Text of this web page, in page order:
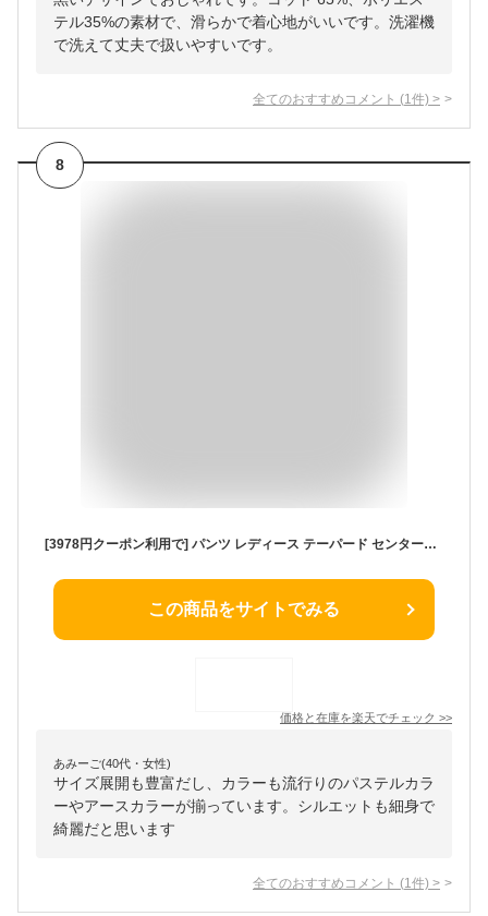
テル35%の素材で、滑らかで着心地がいいです。洗濯機
で洗えて丈夫で扱いやすいです。
全てのおすすめコメント (1 件) >
8
[3978円クーポン利用で] パンツ レディース テーパード センタープレス ストレート シェフパンツ イージーパンツ きれいめ 通勤 入学式 フォーマル オフィス ウエストゴム カジュアル オールシーズン アンサンブル [190723]M0
この商品をサイトでみる
価格と在庫を楽天でチェック >>
あみーご(40代・女性)
サイズ展開も豊富だし、カラーも流行りのパステルカラ
ーやアースカラーが揃っています。シルエットも細身で
綺麗だと思います
全てのおすすめコメント (1 件) >